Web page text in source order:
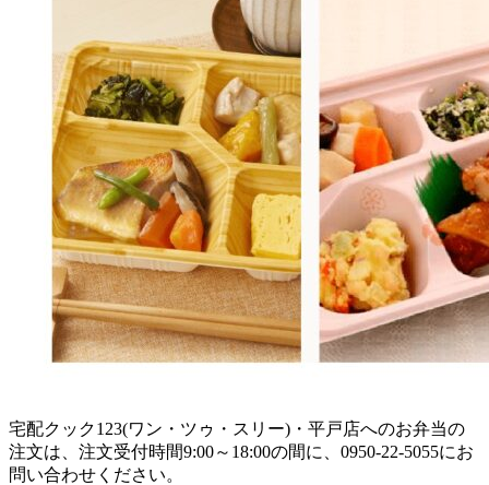
宅配クック123(ワン・ツゥ・スリー)・平戸店へのお弁当の
注文は、注文受付時間9:00～18:00の間に、0950-22-5055にお
問い合わせください。